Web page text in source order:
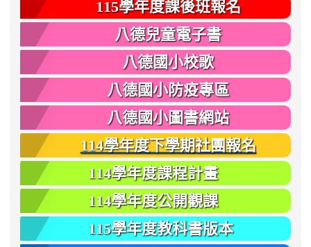
115學年度課後班報名
八德兒童電子書
八德國小校歌
八德國小防疫專區
八德國小圖書網站
114學年度下學期社團報名
114學年度課程計畫
114學年度公開觀課
115學年度教科書版本